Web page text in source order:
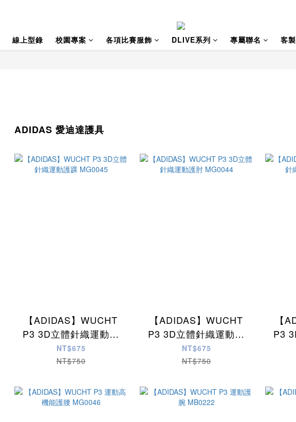
線上型錄 校園專案 各項比賽服飾 DLIVE系列 專屬聯名 客
ADIDAS 愛迪達護具
【ADIDAS】WUCHT
P3 3D立體針織運動護
踝 MG0045
NT$675
NT$750
【ADIDAS】WUCHT
P3 3D立體針織運動護
肘 MG0044
NT$675
NT$750
【
P3